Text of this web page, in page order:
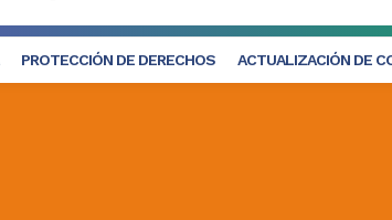
PROTECCIÓN DE DERECHOS ACTUALIZACIÓN DE